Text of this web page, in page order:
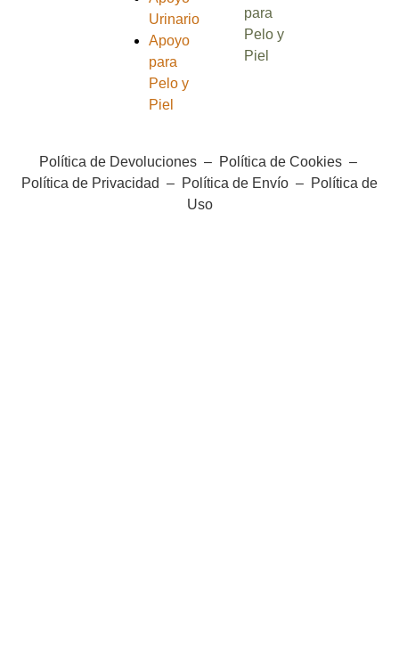
Urinario
Apoyo
para
Pelo y
Piel
para
Pelo y
Piel
Política de Devoluciones– Política de Cookies–
Política de Privacidad – Política de Envío – Política de
Uso